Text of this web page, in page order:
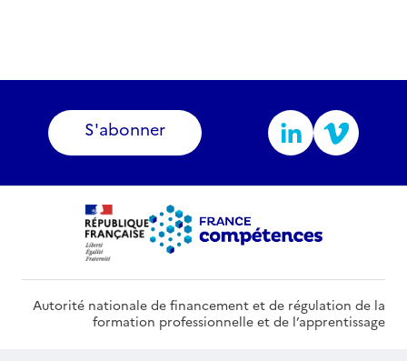
S'abonner
Autorité nationale de financement et de régulation de la
formation professionnelle et de l’apprentissage